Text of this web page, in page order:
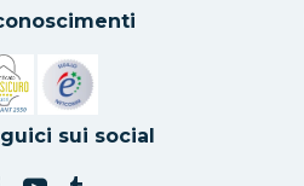
in una nuova scheda
Si apre in una nuova scheda
sui social